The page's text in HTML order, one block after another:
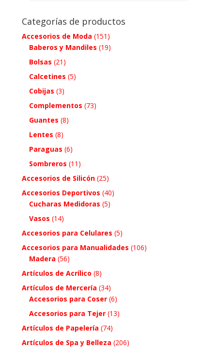
Categorías de productos
Accesorios de Moda (151)
Baberos y Mandiles (19)
Bolsas (21)
Calcetines (5)
Cobijas (3)
Complementos (73)
Guantes (8)
Lentes (8)
Paraguas (6)
Sombreros (11)
Accesorios de Silicón (25)
Accesorios Deportivos (40)
Cucharas Medidoras (5)
Vasos (14)
Accesorios para Celulares (5)
Accesorios para Manualidades (106)
Madera (56)
Artículos de Acrílico (8)
Artículos de Mercería (34)
Accesorios para Coser (6)
Accesorios para Tejer (13)
Artículos de Papelería (74)
Artículos de Spa y Belleza (206)